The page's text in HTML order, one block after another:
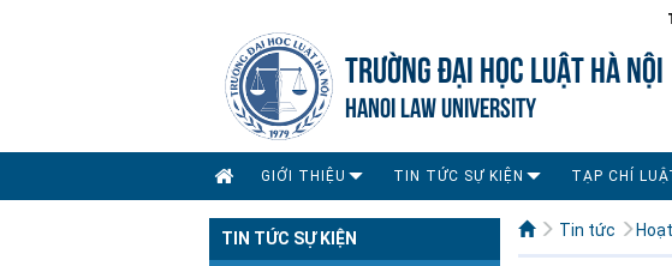
TRƯỜNG ĐẠI HỌC LUẬT HÀ NỘI
HANOI LAW UNIVERSITY
GIỚI THIỆU TIN TỨC SỰ KIỆN TẠP CHÍ
TIN TỨC SỰ KIỆN Tin tức